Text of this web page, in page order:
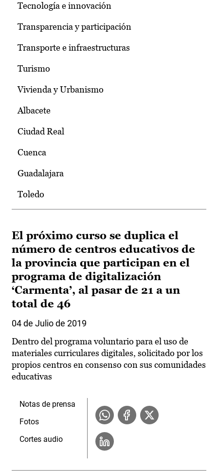
Tecnología e innovación
Transparencia y participación
Transporte e infraestructuras
Turismo
Vivienda y Urbanismo
Albacete
Ciudad Real
Cuenca
Guadalajara
Toledo
El próximo curso se duplica el
número de centros educativos de
la provincia que participan en el
programa de digitalización
‘Carmenta’, al pasar de 21 a un
total de 46
04 de Julio de 2019
Dentro del programa voluntario para el uso de
materiales curriculares digitales, solicitado por los
propios centros en consenso con sus comunidades
educativas
Notas de prensa
Fotos
Cortes audio